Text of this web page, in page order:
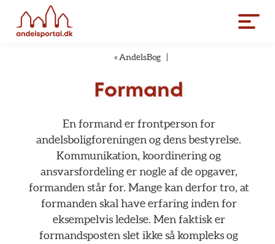
« AndelsBog
Formand
En formand er frontperson for
andelsboligforeningen og dens bestyrelse.
Kommunikation, koordinering og
ansvarsfordeling er nogle af de opgaver,
formanden står for. Mange kan derfor tro, at
formanden skal have erfaring inden for
eksempelvis ledelse. Men faktisk er
formandsposten slet ikke så kompleks og